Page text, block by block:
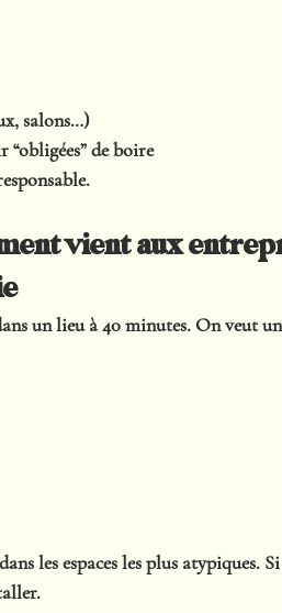
salons…)
“obligées” de boire
vient aux
un lieu à 40 minutes. On veut
les espaces les plus atypiques.